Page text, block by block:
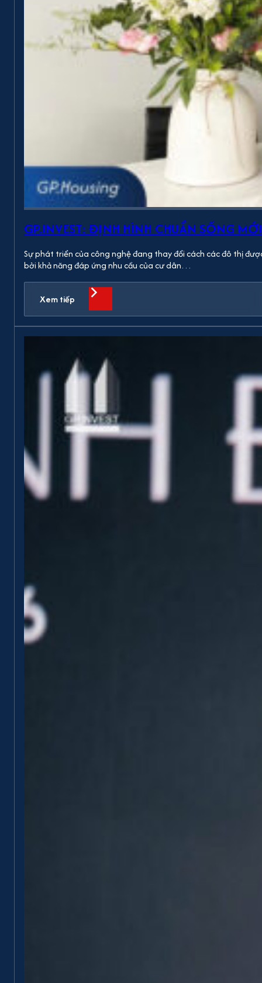
GP.INVEST: ĐỊNH HÌNH CHUẨN SỐNG
Sự phát triển của công nghệ đang thay đổi cách các đô thị
bởi khả năng đáp ứng nhu cầu của cư dân…
Xem tiếp